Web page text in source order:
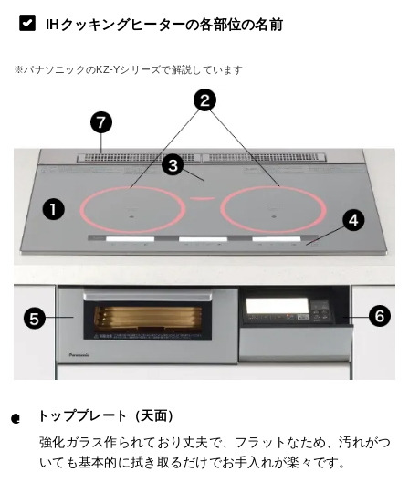
IHクッキングヒーターの各部位の名前
※パナソニックのKZ-Yシリーズで解説しています
トッププレート（天面）
強化ガラス作られており丈夫で、フラットなため、汚れがつ
いても基本的に拭き取るだけでお手入れが楽々です。